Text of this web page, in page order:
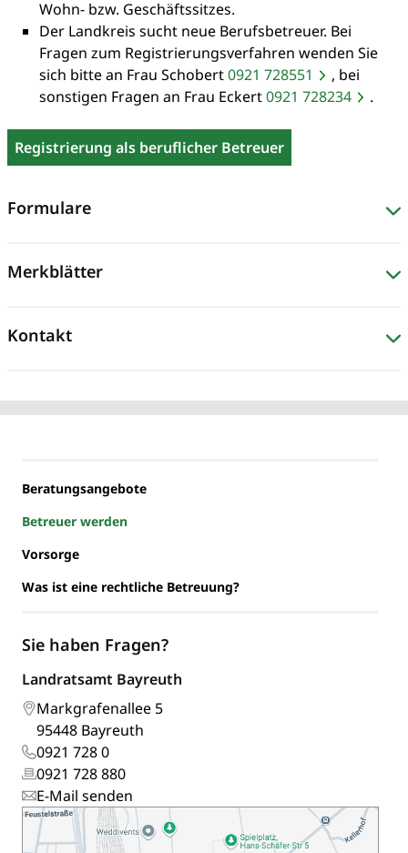
Wohn- bzw. Geschäftssitzes.
Der Landkreis sucht neue Berufsbetreuer. Bei
Fragen zum Registrierungsverfahren wenden Sie
sich bitte an Frau Schobert0921 728551
, bei
sonstigen Fragen an Frau Eckert0921 728234 .
Registrierung als beruflicher Betreuer
Formulare
Merkblätter
Kontakt
Beratungsangebote
Betreuer werden
Vorsorge
Was ist eine rechtliche Betreuung?
Sie haben Fragen?
Landratsamt Bayreuth
Markgrafenallee 5
95448 Bayreuth
0921 728 0
0921 728 880
E-Mail senden